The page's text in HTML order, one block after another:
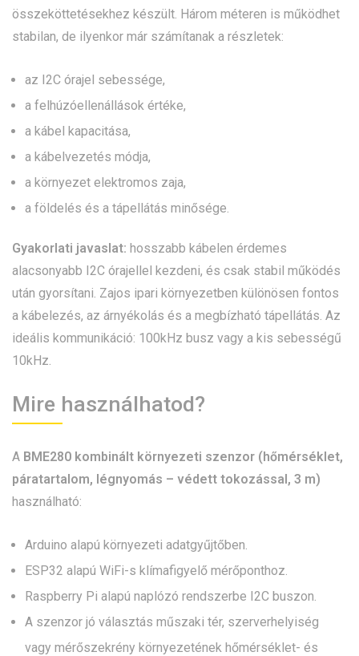
összeköttetésekhez készült. Három méteren is működhet
stabilan, de ilyenkor már számítanak a részletek:
az I2C órajel sebessége,
a felhúzóellenállások értéke,
a kábel kapacitása,
a kábelvezetés módja,
a környezet elektromos zaja,
a földelés és a tápellátás minősége.
Gyakorlati javaslat: hosszabb kábelen érdemes
alacsonyabb I2C órajellel kezdeni, és csak stabil működés
után gyorsítani. Zajos ipari környezetben különösen fontos
a kábelezés, az árnyékolás és a megbízható tápellátás. Az
ideális kommunikáció: 100kHz busz vagy a kis sebességű
10kHz.
Mire használhatod?
A BME280 kombinált környezeti szenzor (hőmérséklet,
páratartalom, légnyomás – védett tokozással, 3 m)
használható:
Arduino alapú környezeti adatgyűjtőben.
ESP32 alapú WiFi-s klímafigyelő mérőponthoz.
Raspberry Pi alapú naplózó rendszerbe I2C buszon.
A szenzor jó választás műszaki tér, szerverhelyiség
vagy mérőszekrény környezetének hőmérséklet- és